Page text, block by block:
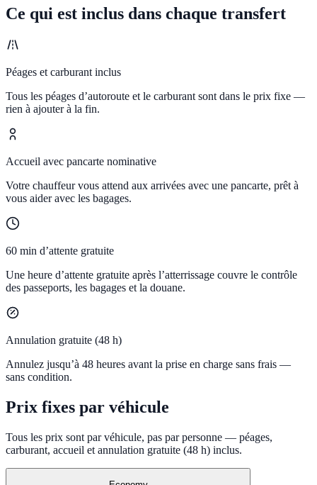
Ce qui est inclus dans chaque transfert
Péages et carburant inclus
Tous les péages d’autoroute et le carburant sont dans le prix fixe —
rien à ajouter à la fin.
Accueil avec pancarte nominative
Votre chauffeur vous attend aux arrivées avec une pancarte, prêt à
vous aider avec les bagages.
60 min d’attente gratuite
Une heure d’attente gratuite après l’atterrissage couvre le contrôle
des passeports, les bagages et la douane.
Annulation gratuite (48 h)
Annulez jusqu’à 48 heures avant la prise en charge sans frais —
sans condition.
Prix fixes par véhicule
Tous les prix sont par véhicule, pas par personne — péages,
carburant, accueil et annulation gratuite (48 h) inclus.